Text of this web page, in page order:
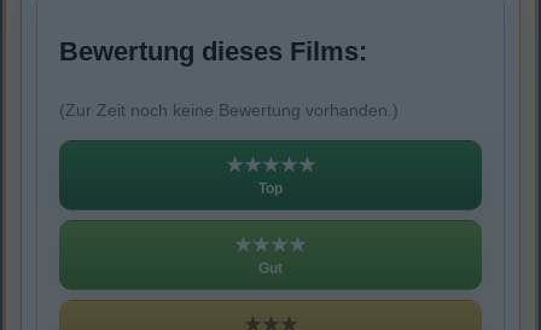
Bewertung dieses Films:
(Zur Zeit noch keine Bewertung vorhanden.)
★★★★★
Top
★★★★
Gut
★★★